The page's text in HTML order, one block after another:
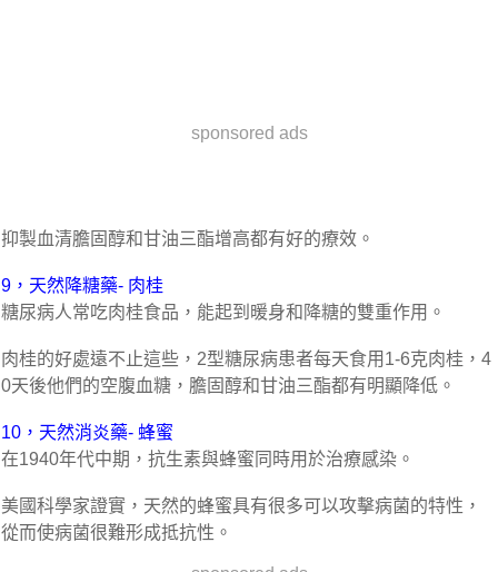
sponsored ads
抑製血清膽固醇和甘油三酯增高都有好的療效。
9，天然降糖藥- 肉桂
糖尿病人常吃肉桂食品，能起到暖身和降糖的雙重作用。
肉桂的好處遠不止這些，2型糖尿病患者每天食用1-6克肉桂，4
0天後他們的空腹血糖，膽固醇和甘油三酯都有明顯降低。
10，天然消炎藥- 蜂蜜
在1940年代中期，抗生素與蜂蜜同時用於治療感染。
美國科學家證實，天然的蜂蜜具有很多可以攻擊病菌的特性，
從而使病菌很難形成抵抗性。